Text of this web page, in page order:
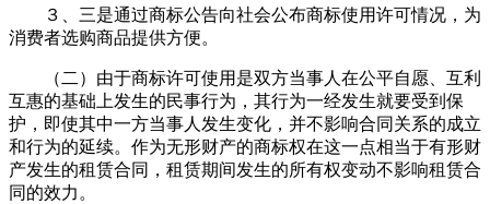
３、三是通过商标公告向社会公布商标使用许可情况，为
消费者选购商品提供方便。
（二）由于商标许可使用是双方当事人在公平自愿、互利
互惠的基础上发生的民事行为，其行为一经发生就要受到保
护，即使其中一方当事人发生变化，并不影响合同关系的成立
和行为的延续。作为无形财产的商标权在这一点相当于有形财
产发生的租赁合同，租赁期间发生的所有权变动不影响租赁合
同的效力。